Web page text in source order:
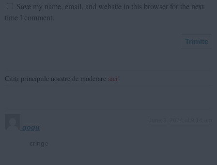
Save my name, email, and website in this browser for the next
time I comment.
Citiți principiile noastre de moderare aici !
gogu